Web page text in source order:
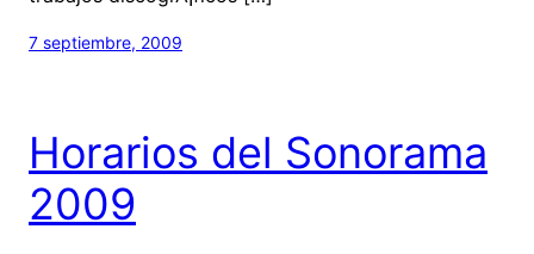
7 septiembre, 2009
Horarios del Sonorama
2009